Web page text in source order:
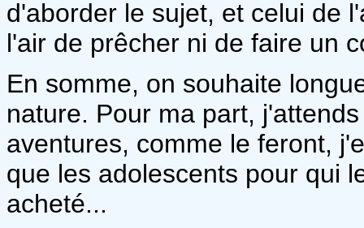
d'aborder le sujet, et celui de
l'air de prêcher ni de faire un
En somme, on souhaite
nature. Pour ma part,
aventures, comme le feront,
que les adolescents pour qui
acheté...